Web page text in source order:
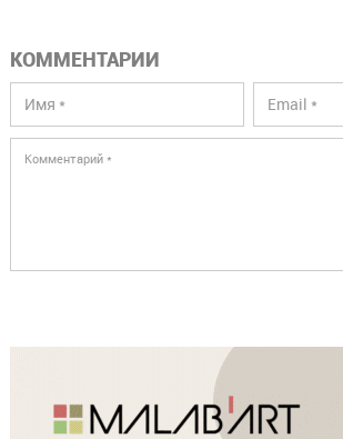
КОММЕНТАРИИ